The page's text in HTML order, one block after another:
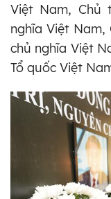
Việt Nam, Chủ
nghĩa Việt Nam,
chủ nghĩa Việt
Tổ quốc Việt